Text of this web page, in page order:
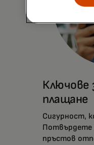
Ключове
плащане
Сигурност,
Потвърдете
пръстов